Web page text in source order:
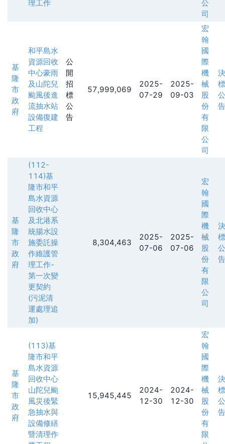
理工作
公
司
基
隆
市
政
府
和平島水
資源回收
中心豪雨
及山陀兒
颱風後進
流抽水站
設備復建
工程
公
開
招
標
公
告
57,999,069
2025-
07-29
2025-
09-03
宏
翰
國
際
機
械
股
份
有
限
公
司
決
標
公
告
基
隆
市
政
府
(112-
114)基
隆市和平
島水資源
回收中心
及北港系
統揚水設
施委託操
作維護管
理工作-
第一次變
更契約
(污泥清
運處理追
加)
8,304,463
2025-
07-06
2025-
07-06
宏
翰
國
際
機
械
股
份
有
限
公
司
決
標
公
告
基
隆
市
政
府
(113)基
隆市和平
島水資源
回收中心
山陀兒颱
風災後緊
急抽水與
設備修繕
暨清理作
15,945,445
2024-
12-30
2024-
12-30
宏
翰
國
際
機
械
股
份
有
限
決
標
公
告